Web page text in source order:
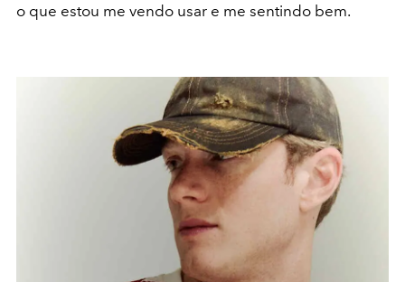
o que estou me vendo usar e me sentindo bem.